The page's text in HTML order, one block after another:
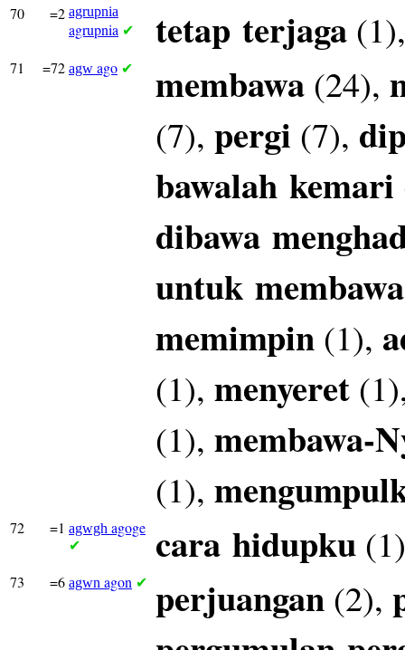
70 =2 agrupnia
agrupnia ✔ tetap terjaga
71 =72 agw ago ✔ membawa (24),
(7), pergi (7),
bawalah kemari
dibawa
untuk membawa
memimpin (1),
(1), menyeret
(1), membawa-
(1),
72 =1 agwgh agoge
✔ cara hidupku (1)
73 =6 agwn agon ✔ perjuangan (2),